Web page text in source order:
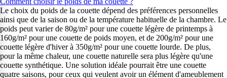
Le choix du poids de la couette dépend des préférences personnelles
ainsi que de la saison ou de la température habituelle de la chambre. Le
poids peut varier de 80g/m² pour une couette légère de printemps à
160g/m² pour une couette de poids moyen, et de 200g/m² pour une
couette légère d'hiver à 350g/m² pour une couette lourde. De plus,
pour la même chaleur, une couette naturelle sera plus légère qu'une
couette synthétique. Une solution idéale pourrait être une couette
quatre saisons, pour ceux qui veulent avoir un élément d'ameublement